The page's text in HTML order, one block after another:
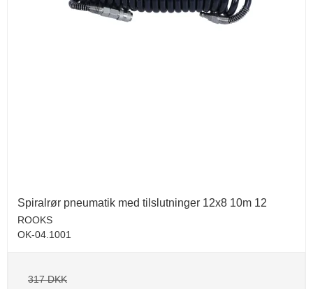
Spiralrør pneumatik med tilslutninger 12x8 10m 12
ROOKS
OK-04.1001
317 DKK